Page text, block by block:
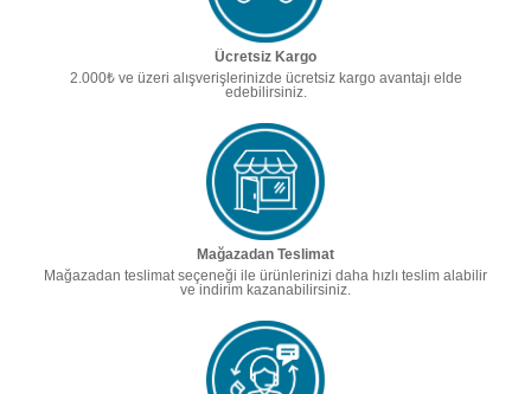
Ücretsiz Kargo
2.000₺ ve üzeri alışverişlerinizde ücretsiz kargo avantajı elde
edebilirsiniz.
Mağazadan Teslimat
Mağazadan teslimat seçeneği ile ürünlerinizi daha hızlı teslim alabilir
ve indirim kazanabilirsiniz.